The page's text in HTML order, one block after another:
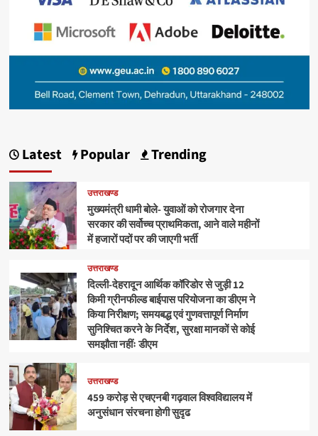
Latest Popular Trending
उत्तराखण्ड
मुख्यमंत्री धामी बोले- युवाओं को रोजगार देना
सरकार की सर्वोच्च प्राथमिकता, आने वाले महीनों
में हजारों पदों पर की जाएगी भर्ती
उत्तराखण्ड
दिल्ली-देहरादून आर्थिक कॉरिडोर से जुड़ी 12
किमी ग्रीनफील्ड बाईपास परियोजना का डीएम ने
किया निरीक्षण; समयबद्ध एवं गुणवत्तापूर्ण निर्माण
सुनिश्चित करने के निर्देश, सुरक्षा मानकों से कोई
समझौता नहींः डीएम
उत्तराखण्ड
459 करोड़ से एचएनबी गढ़वाल विश्वविद्यालय में
अनुसंधान संरचना होगी सुदृढ